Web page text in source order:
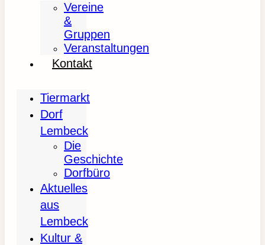
Vereine
&
Gruppen
Veranstaltungen
Kontakt
Tiermarkt
Dorf
Lembeck
Die
Geschichte
Dorfbüro
Aktuelles
aus
Lembeck
Kultur &